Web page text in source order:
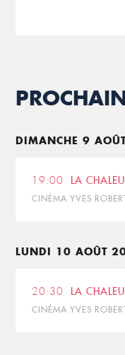
DIMANCHE 9
19:00 LA
CINÉMA YVES
LUNDI 10 AOÛT
20:30 LA
CINÉMA YVES